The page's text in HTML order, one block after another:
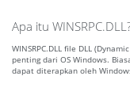
Apa itu
WINSRPC.DLL file DLL
penting dari OS Windows.
dapat diterapkan oleh